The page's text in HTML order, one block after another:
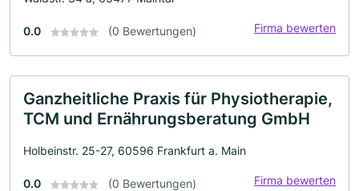
0.0 (0 Bewertungen) Firma bewerten
Ganzheitliche Praxis für Physiotherapie,
TCM und Ernährungsberatung GmbH
Holbeinstr. 25-27, 60596 Frankfurt a. Main
0.0 (0 Bewertungen) Firma bewerten